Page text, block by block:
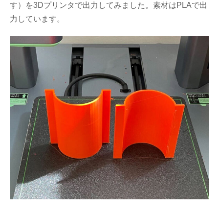
す）を3Dプリンタで出力してみました。素材はPLAで出
力しています。